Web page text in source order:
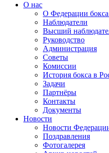
О нас
О Федерации
Наблюдатели
Высший
Руководство
Администрация
Советы
Комиссии
История бокса в
Задачи
Партнёры
Контакты
Документы
Новости
Новости
Поздравления
Фотогалерея